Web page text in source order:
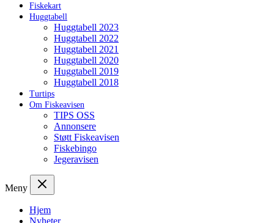
Fiskekart
Huggtabell
Huggtabell 2023
Huggtabell 2022
Huggtabell 2021
Huggtabell 2020
Huggtabell 2019
Huggtabell 2018
Turtips
Om Fiskeavisen
TIPS OSS
Annonsere
Støtt Fiskeavisen
Fiskebingo
Jegeravisen
Meny
Hjem
Nyheter